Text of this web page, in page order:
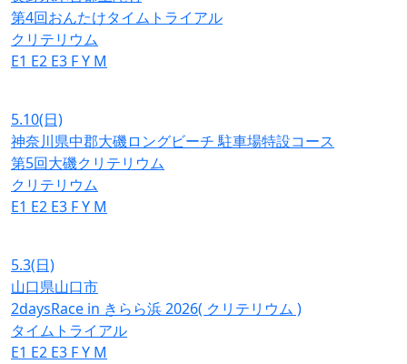
第4回おんたけタイムトライアル
クリテリウム
E1 E2 E3 FY M
5.10(日)
神奈川県中郡大磯ロングビーチ 駐車場特設コース
第5回大磯クリテリウム
クリテリウム
E1 E2 E3 FY M
5.3(日)
山口県山口市
2daysRace in きらら浜 2026( クリテリウム )
タイムトライアル
E1 E2 E3 FY M